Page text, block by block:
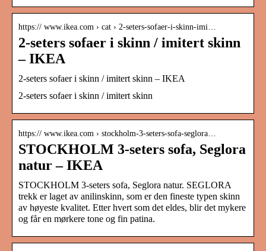
https:// www.ikea.com › cat › 2-seters-sofaer-i-skinn-imi…
2-seters sofaer i skinn / imitert skinn
– IKEA
2-seters sofaer i skinn / imitert skinn – IKEA
2-seters sofaer i skinn / imitert skinn
https:// www.ikea.com › stockholm-3-seters-sofa-seglora…
STOCKHOLM 3-seters sofa, Seglora
natur – IKEA
STOCKHOLM 3-seters sofa, Seglora natur. SEGLORA
trekk er laget av anilinskinn, som er den fineste typen skinn
av høyeste kvalitet. Etter hvert som det eldes, blir det mykere
og får en mørkere tone og fin patina.